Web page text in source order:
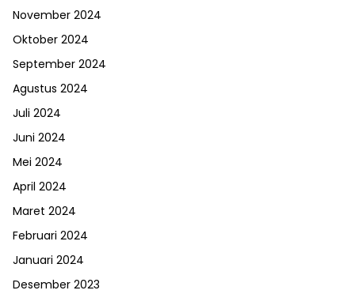
November 2024
Oktober 2024
September 2024
Agustus 2024
Juli 2024
Juni 2024
Mei 2024
April 2024
Maret 2024
Februari 2024
Januari 2024
Desember 2023